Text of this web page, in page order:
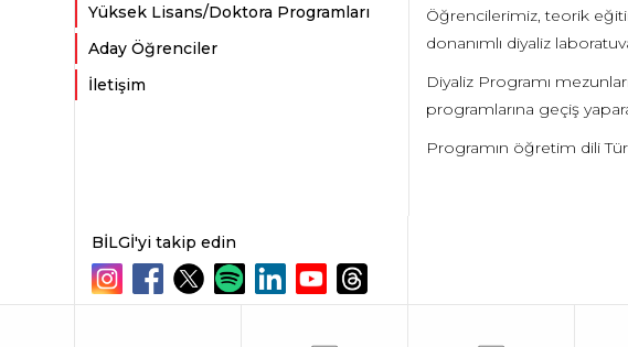
Yüksek Lisans/Doktora Programları
Aday Öğrenciler
İletişim
Öğrencilerimiz, teorik
donanımlı diyaliz
Diyaliz Programı
programlarına geçiş
Programın öğretim dili
BİLGİ'yi takip edin